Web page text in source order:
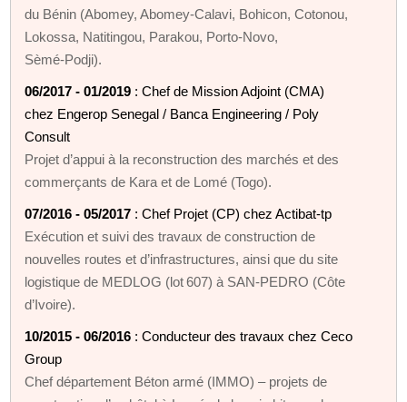
du Bénin (Abomey, Abomey‑Calavi, Bohicon, Cotonou,
Lokossa, Natitingou, Parakou, Porto‑Novo,
Sèmé‑Podji).
06/2017 - 01/2019 : Chef de Mission Adjoint (CMA)
chez Engerop Senegal / Banca Engineering / Poly
Consult
Projet d’appui à la reconstruction des marchés et des
commerçants de Kara et de Lomé (Togo).
07/2016 - 05/2017 : Chef Projet (CP) chez Actibat‑tp
Exécution et suivi des travaux de construction de
nouvelles routes et d’infrastructures, ainsi que du site
logistique de MEDLOG (lot 607) à SAN‑PEDRO (Côte
d’Ivoire).
10/2015 - 06/2016 : Conducteur des travaux chez Ceco
Group
Chef département Béton armé (IMMO) – projets de